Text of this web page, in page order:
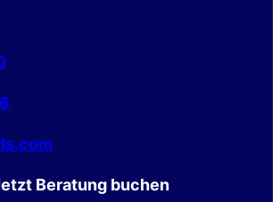
Beratung buchen